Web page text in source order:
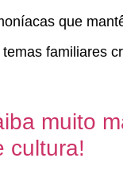
que
familiares
muito
cultura!